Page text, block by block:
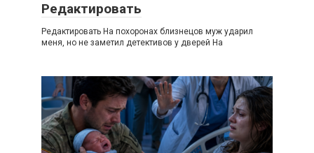
Редактировать
Редактировать На похоронах близнецов муж ударил
меня, но не заметил детективов у дверей На